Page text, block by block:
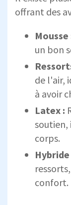
offrant des
Mousse
un bon
de l'air,
à avoir
Latex :
soutien,
corps.
Hybride
confort.